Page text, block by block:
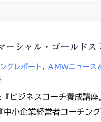
シャル・ゴールドス
グレポート ,
ＡＭＷニュース
ビジネスコーチ養成講座
小企業経営者コーチン